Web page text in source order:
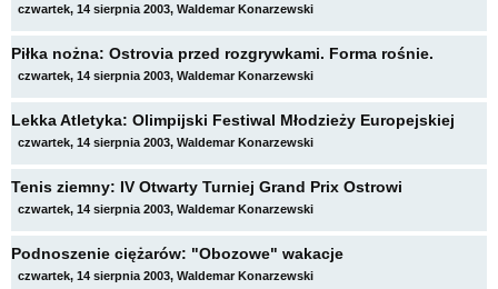
czwartek, 14 sierpnia 2003, Waldemar Konarzewski
Piłka nożna: Ostrovia przed rozgrywkami. Forma rośnie.
czwartek, 14 sierpnia 2003, Waldemar Konarzewski
Lekka Atletyka: Olimpijski Festiwal Młodzieży Europejskiej
czwartek, 14 sierpnia 2003, Waldemar Konarzewski
Tenis ziemny: IV Otwarty Turniej Grand Prix Ostrowi
czwartek, 14 sierpnia 2003, Waldemar Konarzewski
Podnoszenie ciężarów: "Obozowe" wakacje
czwartek, 14 sierpnia 2003, Waldemar Konarzewski